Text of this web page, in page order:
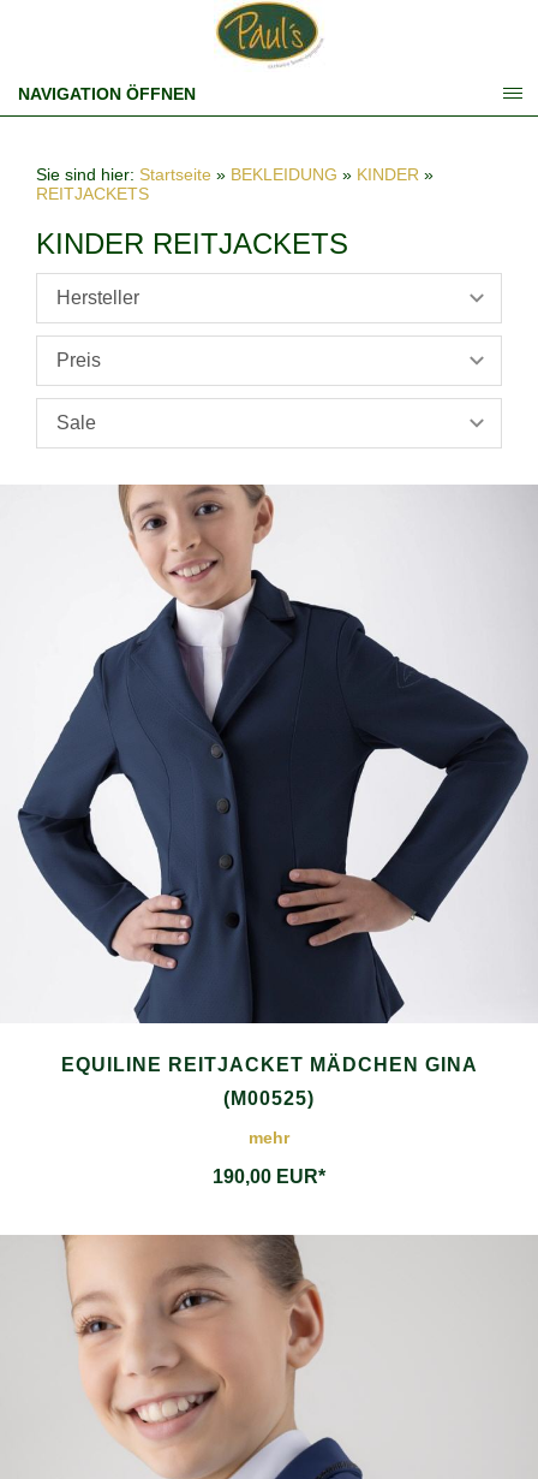
NAVIGATION ÖFFNEN
Sie sind hier: Startseite » BEKLEIDUNG » KINDER »
REITJACKETS
KINDER REITJACKETS
Hersteller
Preis
Sale
EQUILINE REITJACKET MÄDCHEN GINA
(M00525)
mehr
190,00 EUR*